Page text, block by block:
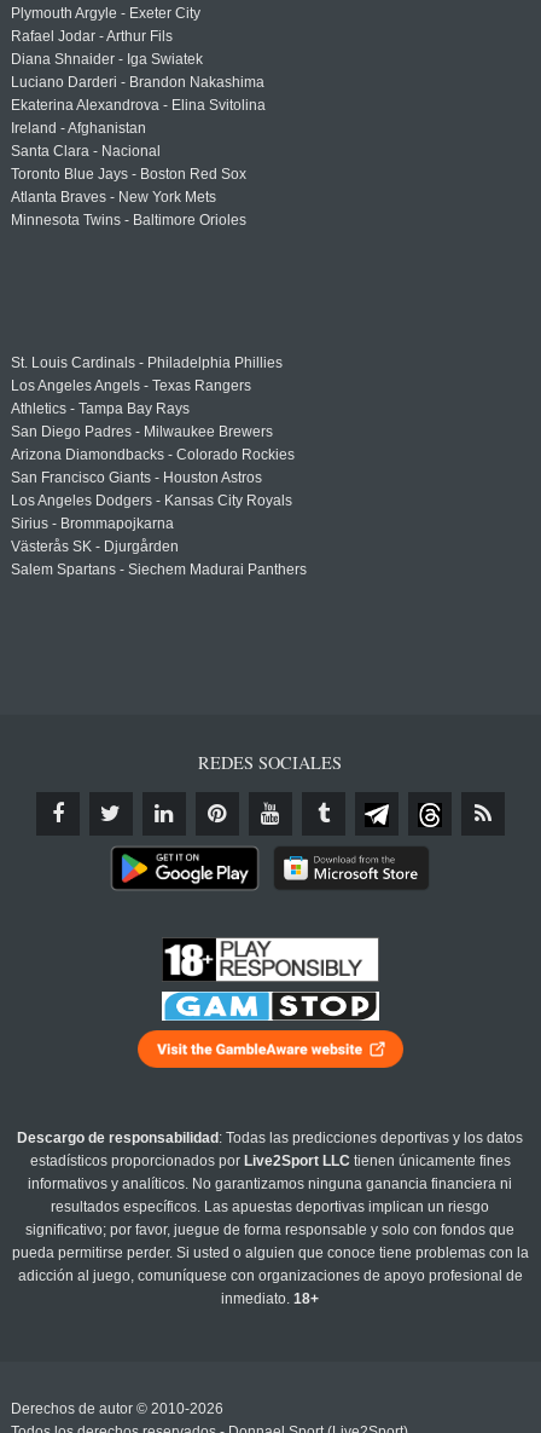
Plymouth Argyle - Exeter City
Rafael Jodar - Arthur Fils
Diana Shnaider - Iga Swiatek
Luciano Darderi - Brandon Nakashima
Ekaterina Alexandrova - Elina Svitolina
Ireland - Afghanistan
Santa Clara - Nacional
Toronto Blue Jays - Boston Red Sox
Atlanta Braves - New York Mets
Minnesota Twins - Baltimore Orioles
St. Louis Cardinals - Philadelphia Phillies
Los Angeles Angels - Texas Rangers
Athletics - Tampa Bay Rays
San Diego Padres - Milwaukee Brewers
Arizona Diamondbacks - Colorado Rockies
San Francisco Giants - Houston Astros
Los Angeles Dodgers - Kansas City Royals
Sirius - Brommapojkarna
Västerås SK - Djurgården
Salem Spartans - Siechem Madurai Panthers
REDES SOCIALES
Descargo de responsabilidad : Todas las predicciones deportivas y los datos
estadísticos proporcionados por Live2Sport LLC tienen únicamente fines
informativos y analíticos. No garantizamos ninguna ganancia financiera ni
resultados específicos. Las apuestas deportivas implican un riesgo
significativo; por favor, juegue de forma responsable y solo con fondos que
pueda permitirse perder. Si usted o alguien que conoce tiene problemas con la
adicción al juego, comuníquese con organizaciones de apoyo profesional de
inmediato.18+
Derechos de autor © 2010-2026